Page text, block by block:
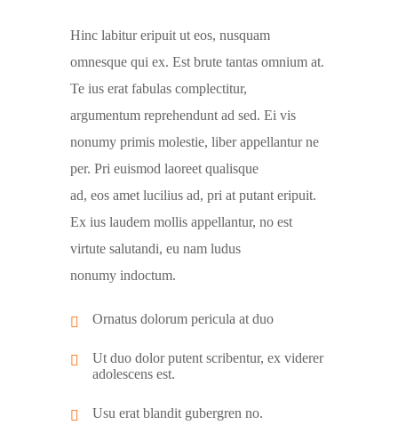
Hinc labitur eripuit ut eos, nusquam
omnesque qui ex. Est brute tantas omnium at.
Te ius erat fabulas complectitur,
argumentum reprehendunt ad sed. Ei vis
nonumy primis molestie, liber appellantur ne
per. Pri euismod laoreet qualisque
ad, eos amet lucilius ad, pri at putant eripuit.
Ex ius laudem mollis appellantur, no est
virtute salutandi, eu nam ludus
nonumy indoctum.
Ornatus dolorum pericula at duo
Ut duo dolor putent scribentur, ex viderer
adolescens est.
Usu erat blandit gubergren no.